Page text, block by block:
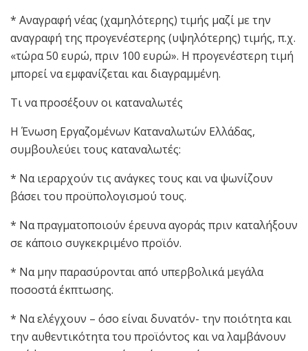
* Αναγραφή νέας (χαμηλότερης) τιμής μαζί με την
αναγραφή της προγενέστερης (υψηλότερης) τιμής, π.χ.
«τώρα 50 ευρώ, πριν 100 ευρώ». Η προγενέστερη τιμή
μπορεί να εμφανίζεται και διαγραμμένη.
Τι να προσέξουν οι καταναλωτές
Η Ένωση Εργαζομένων Καταναλωτών Ελλάδας,
συμβουλεύει τους καταναλωτές:
* Να ιεραρχούν τις ανάγκες τους και να ψωνίζουν
βάσει του προϋπολογισμού τους.
* Να πραγματοποιούν έρευνα αγοράς πριν καταλήξουν
σε κάποιο συγκεκριμένο προϊόν.
* Να μην παρασύρονται από υπερβολικά μεγάλα
ποσοστά έκπτωσης.
* Να ελέγχουν – όσο είναι δυνατόν- την ποιότητα και
την αυθεντικότητα του προϊόντος και να λαμβάνουν